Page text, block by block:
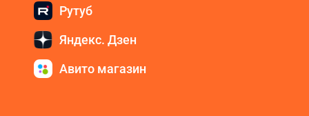
Рутуб
Яндекс. Дзен
Авито магазин